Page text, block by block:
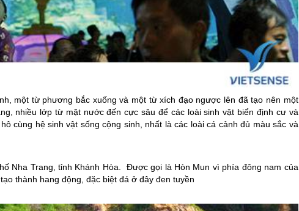
một từ phương bắc xuống và một từ xích đạo ngược lên đã tạo nên một
nhiều lớp từ mặt nước đến cực sâu để các loài sinh vật biển định cư và
cùng hệ sinh vật sống cộng sinh, nhất là các loài cá cảnh đủ màu sắc và
Nha Trang , tỉnh Khánh Hòa. Được gọi là Hòn Mun vì phía đông nam của
thành hang động, đặc biệt đá ở đây đen tuyền